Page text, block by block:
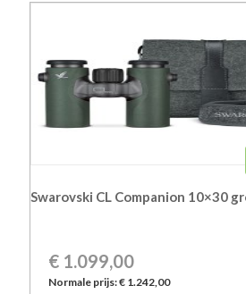
Swarovski CL Companion 10×30
€ 1.099,00
Normale prijs:€ 1.242,00